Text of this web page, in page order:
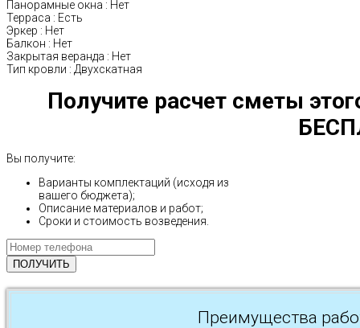
Панорамные окна : Нет
Терраса : Есть
Эркер : Нет
Балкон : Нет
Закрытая веранда : Нет
Тип кровли : Двухскатная
Получите расчет сметы
Вы получите:
Варианты комплектаций (исходя из
вашего бюджета);
Описание материалов и работ;
Сроки и стоимость возведения.
Преимущества